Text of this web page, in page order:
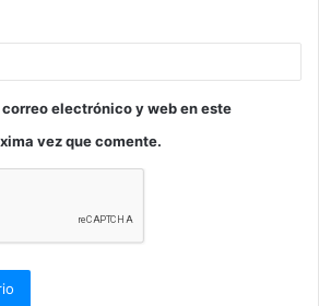
electrónico y web en este
vez que comente.